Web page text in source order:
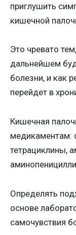
приглушить
кишечной
Это чревато
дальнейшем
болезни, и как
перейдет в
Кишечная
медикаментам:
тетрациклины,
Определять
основе
самочувствия